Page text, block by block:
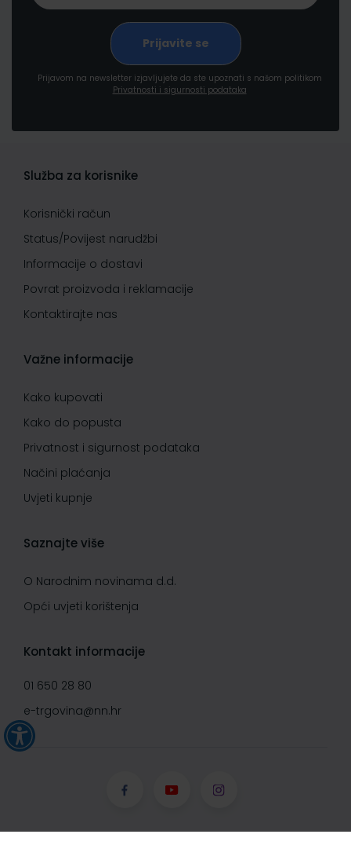
Prijavom na newsletter izjavljujete da ste upoznati s našom politikom
Privatnosti i sigurnosti podataka
Služba za korisnike
Korisnički račun
Status/Povijest narudžbi
Informacije o dostavi
Povrat proizvoda i reklamacije
Kontaktirajte nas
Važne informacije
Kako kupovati
Kako do popusta
Privatnost i sigurnost podataka
Načini plaćanja
Uvjeti kupnje
Saznajte više
O Narodnim novinama d.d.
Opći uvjeti korištenja
Kontakt informacije
01 650 28 80
e-trgovina@nn.hr